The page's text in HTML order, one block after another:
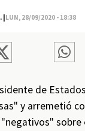
LUN, 28/09/2020 - 18:38
de
y arremetió
sobre